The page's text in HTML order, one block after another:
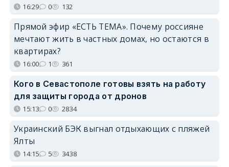
16:29 0 132
Прямой эфир «ЕСТЬ ТЕМА». Почему россияне
мечтают жить в частных домах, но остаются в
квартирах?
16:00 1 361
Кого в Севастополе готовы взять на работу
для защиты города от дронов
15:13 0 2834
Украинский БЭК выгнал отдыхающих с пляжей
Ялты
14:15 5 3438